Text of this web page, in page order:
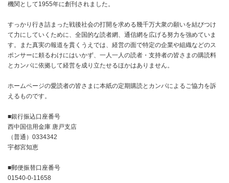
機関として1955年に創刊されました。
すっかり行き詰まった戦後社会の打開を求める幾千万大衆の願いを結びつけ
て力にしていくために、全国的な読者網、通信網を広げる努力を強めていま
す。また真実の報道を貫くうえでは、経営の面で特定の企業や組織などのス
ポンサーに頼るわけにはいかず、一人一人の読者・支持者の皆さまの購読料
とカンパに依拠して経営を成り立たせるほかはありません。
ホームページの愛読者の皆さまに本紙の定期購読とカンパによるご協力を訴
えるものです。
■銀行振込口座番号
西中国信用金庫 唐戸支店
（普通）0334342
宇都宮知恵
■郵便振替口座番号
01540-0-11658